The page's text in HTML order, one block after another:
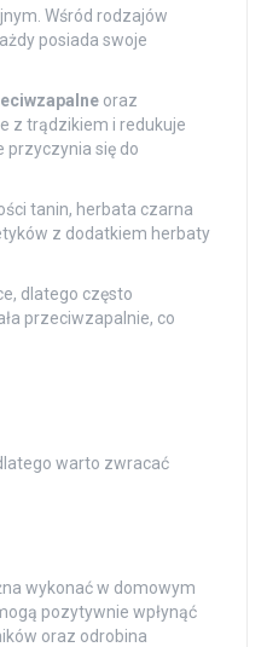
Wśród rodzajów
posiada swoje
oraz
z trądzikiem i redukuje
przyczynia się do
tanin, herbata czarna
z dodatkiem herbaty
dlatego często
przeciwzapalnie, co
warto zwracać
wykonać w domowym
pozytywnie wpłynąć
oraz odrobina